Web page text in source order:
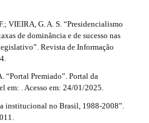
VIEIRA, G. A. S. “Presidencialismo
de dominância e de sucesso nas
Revista de Informação
“Portal Premiado”. Portal da
em: . Acesso em: 24/01/2025.
institucional no Brasil, 1988-2008”.